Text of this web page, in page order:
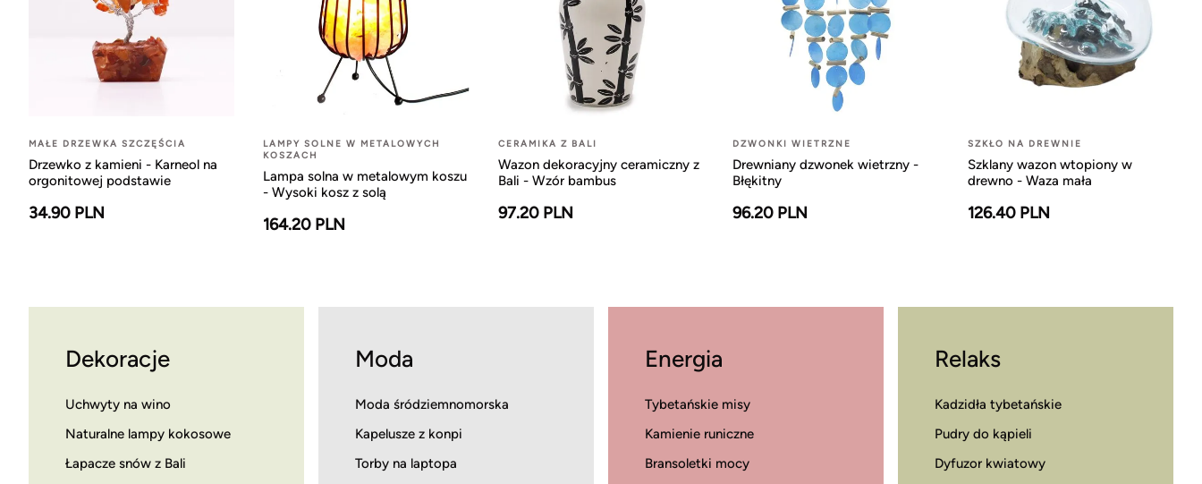
MAŁE DRZEWKA SZCZĘŚCIA
Drzewko z kamieni - Karneol na
orgonitowej podstawie
34.90 PLN
LAMPY SOLNE W METALOWYCH
KOSZACH
Lampa solna w metalowym koszu
- Wysoki kosz z solą
164.20 PLN
CERAMIKA Z BALI
Wazon dekoracyjny ceramiczny z
Bali - Wzór bambus
97.20 PLN
DZWONKI WIETRZNE
Drewniany dzwonek wietrzny -
Błękitny
96.20 PLN
SZKŁO NA DREWNIE
Szklany wazon wtopiony w
drewno - Waza mała
126.40 PLN
Dekoracje
Uchwyty na wino
Naturalne lampy kokosowe
Łapacze snów z Bali
Moda
Moda śródziemnomorska
Kapelusze z konpi
Torby na laptopa
Energia
Tybetańskie misy
Kamienie runiczne
Bransoletki mocy
Relaks
Kadzidła tybetańskie
Pudry do kąpieli
Dyfuzor kwiatowy